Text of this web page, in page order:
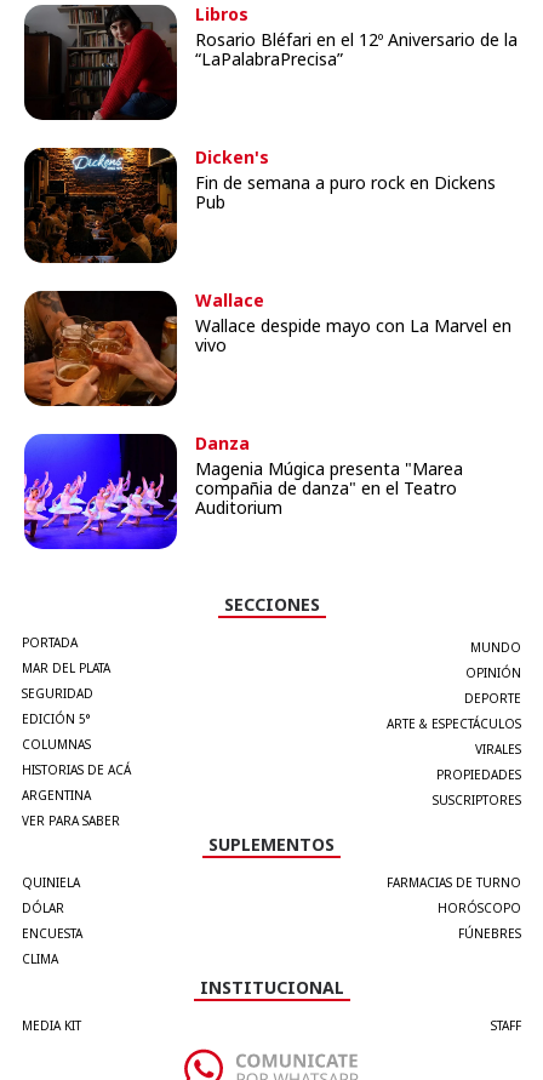
Libros
Rosario Bléfari en el 12º Aniversario de la
“LaPalabraPrecisa”
Dicken's
Fin de semana a puro rock en Dickens
Pub
Wallace
Wallace despide mayo con La Marvel en
vivo
Danza
Magenia Múgica presenta "Marea
compañia de danza" en el Teatro
Auditorium
SECCIONES
PORTADA
MAR DEL PLATA
SEGURIDAD
EDICIÓN 5°
COLUMNAS
HISTORIAS DE ACÁ
ARGENTINA
VER PARA SABER
MUNDO
OPINIÓN
DEPORTE
ARTE & ESPECTÁCULOS
VIRALES
PROPIEDADES
SUSCRIPTORES
SUPLEMENTOS
QUINIELA
DÓLAR
ENCUESTA
CLIMA
FARMACIAS DE TURNO
HORÓSCOPO
FÚNEBRES
INSTITUCIONAL
MEDIA KIT STAFF